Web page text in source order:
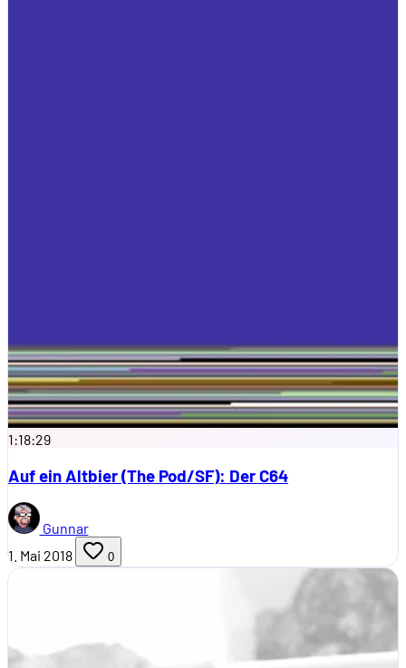
1:18:29
Auf ein Altbier (The Pod/SF): Der C64
Gunnar
1. Mai 2018
0